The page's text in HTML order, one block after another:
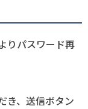
りパスワード再
き、送信ボタン